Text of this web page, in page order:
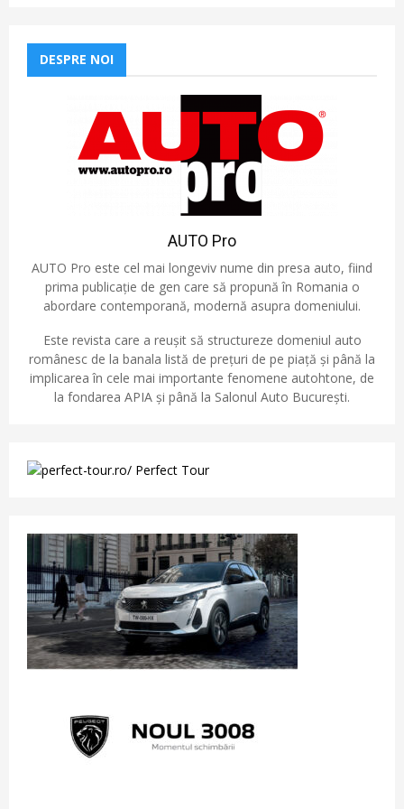
DESPRE NOI
AUTO Pro
AUTO Pro este cel mai longeviv nume din presa auto, fiind
prima publicație de gen care să propună în Romania o
abordare contemporană, modernă asupra domeniului.
Este revista care a reușit să structureze domeniul auto
românesc de la banala listă de prețuri de pe piață și până la
implicarea în cele mai importante fenomene autohtone, de
la fondarea APIA și până la Salonul Auto București.